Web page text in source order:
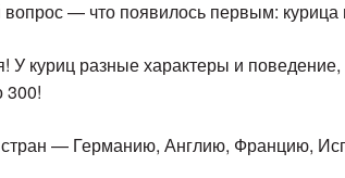
вопрос — что появилось первым: курица
У куриц разные характеры и
300!
— Германию, Англию, Францию,